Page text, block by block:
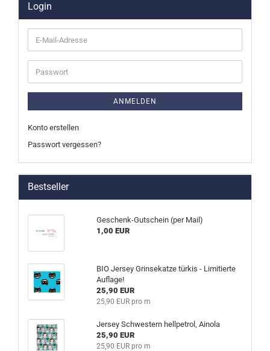
Login
E-
Mail-
Adresse
Passwort
ANMELDEN
Konto erstellen
Passwort vergessen?
Bestseller
Geschenk-Gutschein (per Mail)
1,00 EUR
BIO Jersey Grinsekatze türkis - Limitierte
Auflage!
25,90 EUR
25,90 EUR pro m
Jersey Schwestern hellpetrol, Ainola
25,90 EUR
25,90 EUR pro m